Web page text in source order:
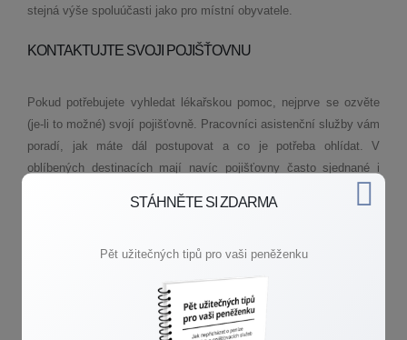
stejná výše spoluúčasti jako pro místní obyvatele.
KONTAKTUJTE SVOJI POJIŠŤOVNU
Pokud potřebujete vyhledat lékařskou pomoc, nejprve se ozvěte
(je­‑li to možné) svojí pojišťovně. Pracovníci asistenční služby vám
poradí, jak máte dál postupovat a co je potřeba ohlídat. V
oblíbených destinacích mají navíc pojišťovny často sjednané i
Vždy si schovávejte všechny účtenky, potvrzení o úhradě a
máte kromě pojištění léčebných výloh také s pojištěním
odpovědnosti, kdy třeba vy způsobíte v zahraničí někomu škodu
STÁHNĚTE SI ZDARMA
Pět užitečných tipů pro vaši peněženku